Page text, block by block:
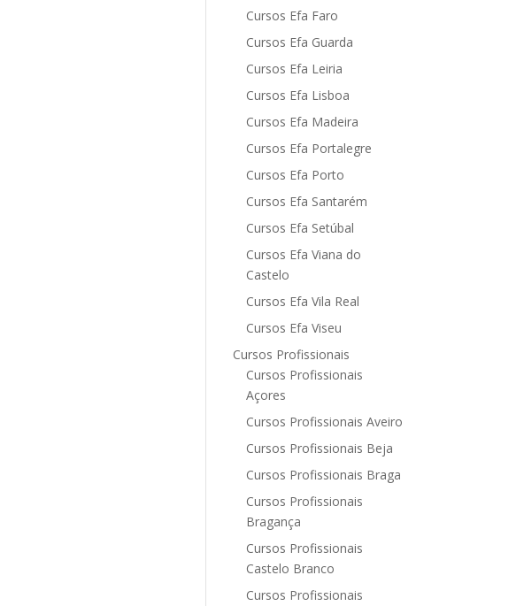
Cursos Efa Faro
Cursos Efa Guarda
Cursos Efa Leiria
Cursos Efa Lisboa
Cursos Efa Madeira
Cursos Efa Portalegre
Cursos Efa Porto
Cursos Efa Santarém
Cursos Efa Setúbal
Cursos Efa Viana do
Castelo
Cursos Efa Vila Real
Cursos Efa Viseu
Cursos Profissionais
Cursos Profissionais
Açores
Cursos Profissionais Aveiro
Cursos Profissionais Beja
Cursos Profissionais Braga
Cursos Profissionais
Bragança
Cursos Profissionais
Castelo Branco
Cursos Profissionais